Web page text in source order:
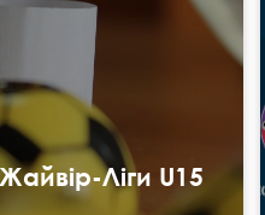
Ліги U15